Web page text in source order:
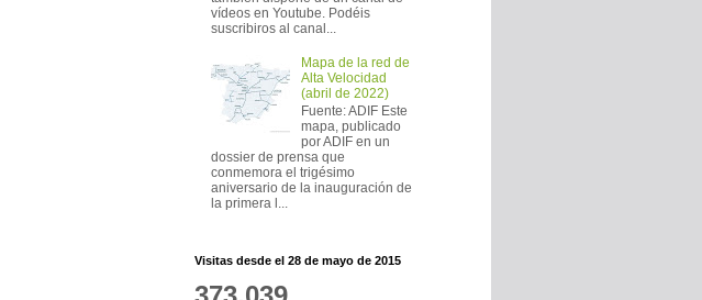
vídeos en Youtube. Podéis
suscribiros al canal...
Mapa de la red de
Alta Velocidad
(abril de 2022)
Fuente: ADIF Este
mapa, publicado
por ADIF en un
dossier de prensa que
conmemora el trigésimo
aniversario de la inauguración de
la primera l...
Visitas desde el 28 de mayo de 2015